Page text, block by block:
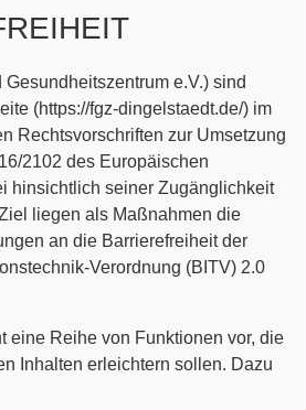
e.V.) sind
(https://fgz-dingelstaedt.de/) im
Rechtsvorschriften zur Umsetzung
2102 des Europäischen
hinsichtlich seiner Zugänglichkeit
liegen als Maßnahmen die
an die Barrierefreiheit der
Verordnung (BITV) 2.0
eine Reihe von Funktionen vor, die
Inhalten erleichtern sollen. Dazu